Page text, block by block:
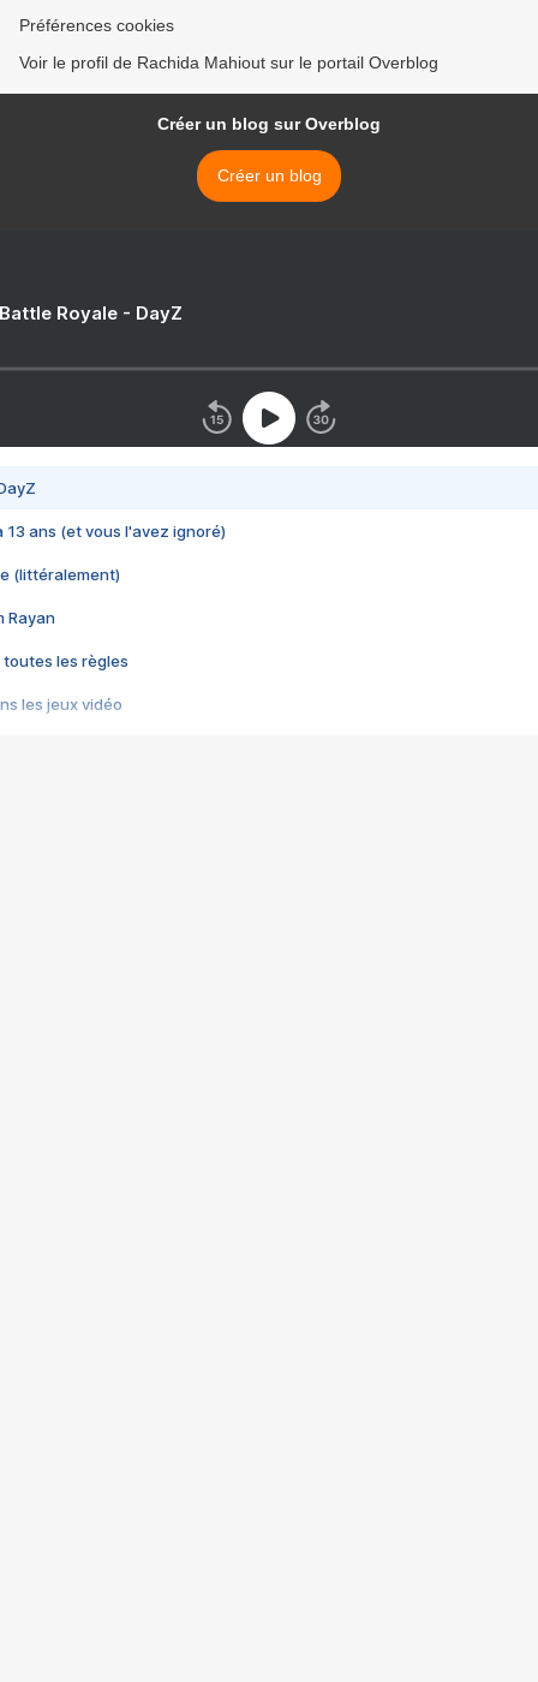
Préférences cookies
Voir le profil de Rachida Mahiout sur le portail Overblog
Créer un blog sur Overblog
Créer un blog
Royale - DayZ
13 ans (et vous l'avez ignoré)
(littéralement)
Rayan
toutes les règles
les jeux vidéo